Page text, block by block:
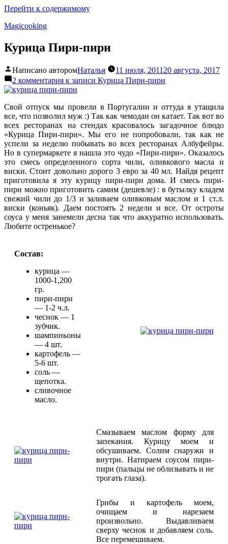
Перейти к содержимому
Magicooking
Курица Пири-пири
Написано авторомНаталья 11 июля, 2011 20 августа, 2017
2 комментария к записи Курица Пири-пири
Свой отпуск мы провели в Португалии и оттуда я утащила
все, что позволил муж :) Так как чемодан он катает. Так вот во
всех ресторанах на стендах красовалось загадочное блюдо
«Курица Пири-пири». Мы его не попробовали, так как не
успели за неделю побывать во всех ресторанах Албуфейры.
Но в супермаркете я нашла это чудо «Пири-пири». Оказалось
это смесь определенного сорта чили, оливкового масла и
виски. Стоит довольно дорого 3 евро за 40 мл. Найдя рецепт
приготовила я эту курицу пири-пири дома. И смесь пири-
пири можно приготовить самим (дешевле) : в бутылку кладем
свежий чили до 1/3 и заливаем оливковым маслом и 1 ст.л.
виски (коньяк). Даем постоять 2 недели и все. От остроты
соуса у меня занемели десна так что аккуратно использовать.
Любите остренькое?
Состав:
курица —
1000-1,200
гр.
пири-пири
— 1-2 ч.л.
чеснок — 1
зубчик.
шампиньоны
— 4 шт.
картофель —
5-6 шт.
соль —
щепотка.
сливочное
масло.
Смазываем маслом форму для
запекания. Курицу моем и
обсушиваем. Солим снаружи и
внутри. Натираем соусом пири-
пири (пальцы не облизывать и не
трогать глаза).
Грибы и картофель моем,
очищаем и нарезаем
произвольно. Выдавливаем
сверху чеснок и добавляем соль.
Все перемешиваем.